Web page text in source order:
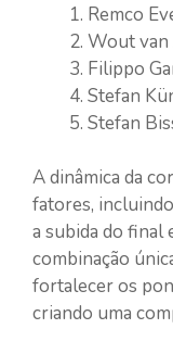
Remco
Wout van
Filippo
Stefan
Stefan
A dinâmica da
fatores,
a subida do final
combinação
fortalecer os
criando uma